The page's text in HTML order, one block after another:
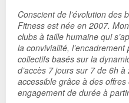
Conscient de l’évolution des
Fitness est née en 2007.
clubs à taille humaine qui
la convivialité,
collectifs basés sur la
d’accès 7 jours sur 7 de 6h
accessible grâce à des
engagement de durée à